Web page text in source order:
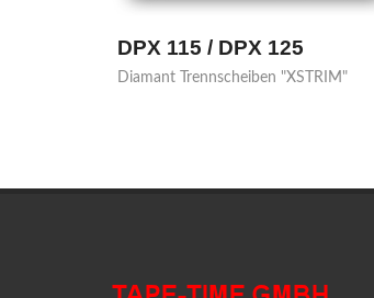
STG 18
Gewebe Panzerband